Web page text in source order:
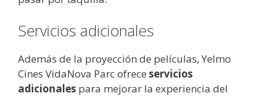
Servicios adicionales
Además de la proyección de películas, Yelmo
Cines VidaNova Parc ofrece servicios
adicionales para mejorar la experiencia del